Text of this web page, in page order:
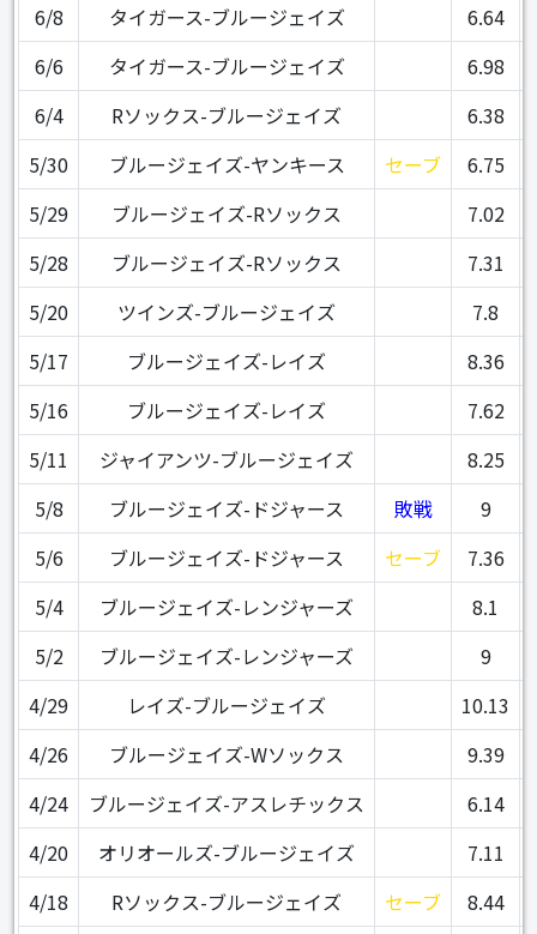
6/8
タイガース-ブルージェイズ
6.64
6/6
タイガース-ブルージェイズ
6.98
6/4
Rソックス-ブルージェイズ
6.38
5/30
ブルージェイズ-ヤンキース セーブ 6.75
5/29
ブルージェイズ-Rソックス 7.02
5/28
ブルージェイズ-Rソックス
7.31
5/20
ツインズ-ブルージェイズ
7.8
5/17
ブルージェイズ-レイズ
8.36
5/16
ブルージェイズ-レイズ
7.62
5/11
ジャイアンツ-ブルージェイズ
8.25
5/8
ブルージェイズ-ドジャース 敗戦
9
5/6
ブルージェイズ-ドジャース セーブ
7.36
5/4
ブルージェイズ-レンジャーズ
8.1
5/2
ブルージェイズ-レンジャーズ
9
4/29
レイズ-ブルージェイズ 10.13
4/26
ブルージェイズ-Wソックス 9.39
4/24
ブルージェイズ-アスレチックス
6.14
4/20
オリオールズ-ブルージェイズ
7.11
4/18
Rソックス-ブルージェイズ セーブ
8.44